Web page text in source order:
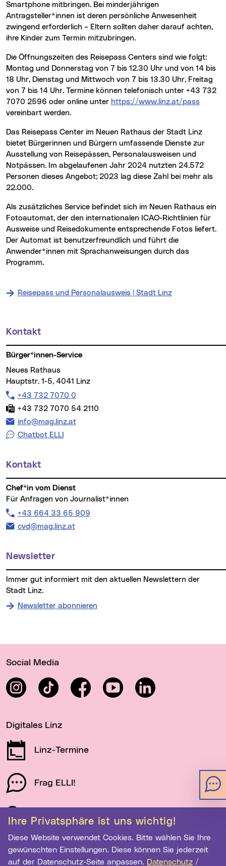
Ihre Privatsphäre ist uns wichtig!
Diese Website verwendet Cookies. Bitte wählen Sie Ihre
gewünschten Einstellungen. Diese können Sie jederzeit
auf der Datenschutz-Seite anpassen. Datenschutz /
Smartphone mitbringen. Bei minderjährigen
Antragsteller*innen ist deren persönliche Anwesenheit
zwingend erforderlich – Eltern sollten daher darauf achten,
ihre Kinder zum Termin mitzubringen.
Die Öffnungszeiten des Reisepass Centers sind wie folgt:
Montag und Donnerstag von 7 bis 12.30 Uhr und von 14 bis
18 Uhr, Dienstag und Mittwoch von 7 bis 13.30 Uhr, Freitag
von 7 bis 14 Uhr. Termine können telefonisch unter +43 732
7070 2596 oder online unter https://www.linz.at/pass
vereinbart werden.
Das Reisepass Center im Neuen Rathaus der Stadt Linz
bietet Bürgerinnen und Bürgern umfassende Dienste zur
Ausstellung von Reisepässen, Personalausweisen und
Notpässen. Im abgelaufenen Jahr 2024 nutzten 24.572
Personen dieses Angebot; 2023 lag diese Zahl bei mehr als
22.000.
Als zusätzliches Service befindet sich im Neuen Rathaus ein
Fotoautomat, der den internationalen ICAO-Richtlinien für
Ausweise und Reisedokumente entsprechende Fotos liefert.
Der Automat ist benutzerfreundlich und führt die
Anwender*innen mit Sprachanweisungen durch das
Programm.
Reisepass und Personalausweis | Stadt Linz
Weitere Informationen
Kontakt
Bürger*innen-Service
Neues Rathaus
Hauptstr. 1-5, 4041 Linz
Telefon:
+43 732 7070 0
Fax:
+43 732 7070 54 2110
E-Mail Adresse:
info@mag.linz.at
Chatbot ELLI
Kontakt
Chef*in vom Dienst
Für Anfragen von Journalist*innen
Telefon:
+43 664 33 65 909
E-Mail Adresse:
cvd@mag.linz.at
Newsletter
Stadt Linz.
Newsletter abonnieren
Social Media
InstagramTikTok FacebookYouTube LinkedIn
Digitales Linz
Linz-Termine
Frag ELLI!
Schau auf Linz
Newsletter-Anmeldung